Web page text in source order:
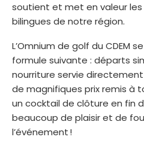
soutient et met en valeur
bilingues de notre région.
L’Omnium de golf du CDEM
formule suivante : départs
nourriture servie directement
de magnifiques prix remis à
un cocktail de clôture en fin
beaucoup de plaisir et de
l’événement !